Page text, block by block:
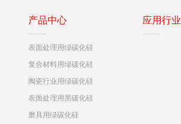
产品中心
表面处理用绿碳化硅
复合材料用绿碳化硅
陶瓷行业用绿碳化硅
表面处理用黑碳化硅
磨具用绿碳化硅
应用行业